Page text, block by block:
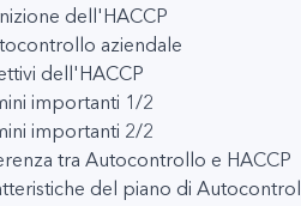
dell'HACCP
aziendale
dell'HACCP
importanti 1/2
importanti 2/2
tra Autocontrollo e HACCP
del piano di